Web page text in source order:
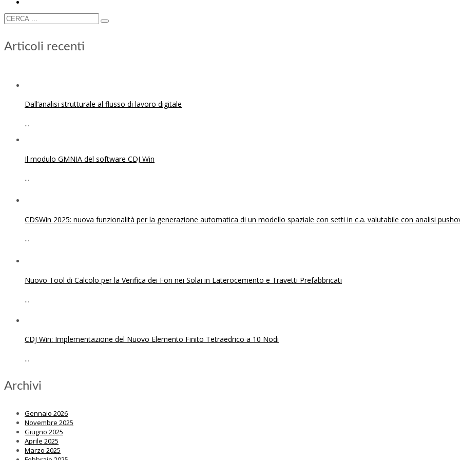
Articoli recenti
Dall’analisi strutturale al flusso di lavoro digitale
...
Il modulo GMNIA del software CDJ Win
...
CDSWin 2025: nuova funzionalità per la generazione automatica di un modello spaziale con setti in c.a. valutabile con analisi
...
Nuovo Tool di Calcolo per la Verifica dei Fori nei Solai in Laterocemento e Travetti Prefabbricati
...
CDJ Win: Implementazione del Nuovo Elemento Finito Tetraedrico a 10 Nodi
...
Archivi
Gennaio 2026
Novembre 2025
Giugno 2025
Aprile 2025
Marzo 2025